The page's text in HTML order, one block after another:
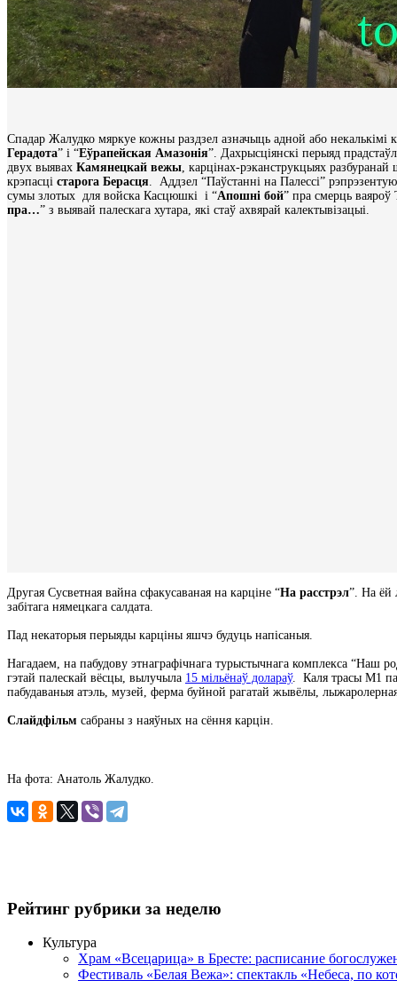
Спадар Жалудко мяркуе кожны раздзел азначыць адной або некалькімі
Герадота” і “Еўрапейская Амазонія”. Дахрысціянскі перыяд
двух выявах Камянецкай вежы , карцінах-рэканструкцыях
крэпасці старога Берасця . Аддзел “Паўстанні на Палессі”
сумы злотых для войска Касцюшкі і “Апошні бой” пра смерць ваяроў
пра…” з выявай палескага хутара, які стаў ахвярай калектывізацыі.
Другая Сусветная вайна сфакусаваная на карціне “На расстрэл”. На ёй
забітага нямецкага салдата.
Пад некаторыя перыяды карціны яшчэ будуць напісаныя.
Нагадаем, на пабудову этнаграфічнага турыстычнага комплекса “Наш
гэтай палескай вёсцы, вылучыла 15 мільёнаў долараў. Каля трасы М1
пабудаваныя атэль, музей, ферма буйной рагатай жывёлы,
Слайдфільм сабраны з наяўных на сёння карцін.
На фота: Анатоль Жалудко.
Рейтинг рубрики за неделю
Культура
Храм «Всецарица» в Бресте: расписание
Фестиваль «Белая Вежа»: спектакль «Небеса, по